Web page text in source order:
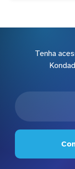
Tenha